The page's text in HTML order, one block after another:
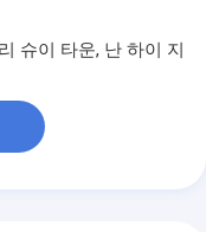
슈이 타운, 난 하이 지